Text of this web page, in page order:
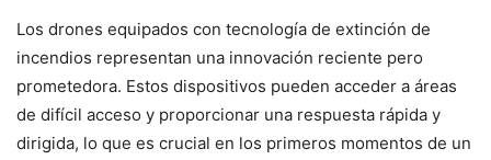
Los drones equipados con tecnología de extinción de
incendios representan una innovación reciente pero
prometedora. Estos dispositivos pueden acceder a áreas
de difícil acceso y proporcionar una respuesta rápida y
dirigida, lo que es crucial en los primeros momentos de un